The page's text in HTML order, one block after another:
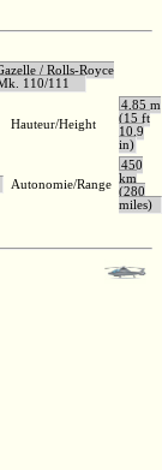
/ Rolls-Royce
110/111
Hauteur/Height
4,85 m
(15 ft
10.9
in)
Autonomie/Range
450
km
(280
miles)